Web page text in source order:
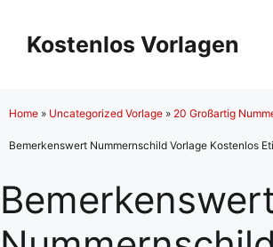
Inhalt
springen
Kostenlos Vorlagen
Home » Uncategorized Vorlage » 20 Großartig
Bemerkenswert Nummernschild Vorlage Kostenlos